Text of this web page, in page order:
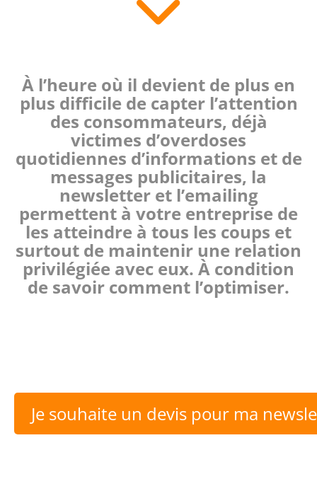
À l’heure où il devient de plus en
plus difficile de capter l’attention
des consommateurs, déjà
victimes d’overdoses
quotidiennes d’informations et de
messages publicitaires, la
newsletter et l’emailing
permettent à votre entreprise de
les atteindre à tous les coups et
surtout de maintenir une relation
privilégiée avec eux. À condition
de savoir comment l’optimiser.
Je souhaite un devis pour ma